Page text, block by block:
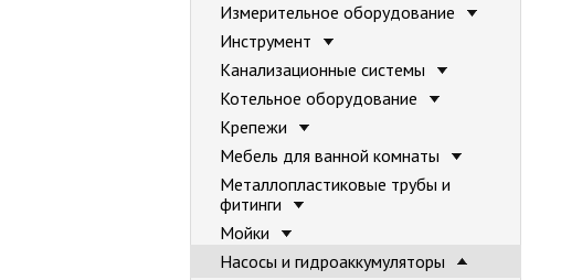
Измерительное оборудование
Инструмент
Канализационные системы
Котельное оборудование
Крепежи
Мебель для ванной комнаты
Металлопластиковые трубы и
фитинги
Мойки
Насосы и гидроаккумуляторы